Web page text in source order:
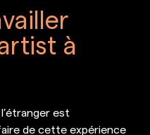
à
est
de cette expérience